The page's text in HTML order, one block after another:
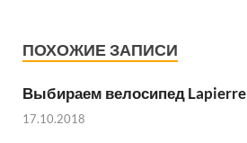
ПОХОЖИЕ ЗАПИСИ
Выбираем велосипед Lapierre
17.10.2018